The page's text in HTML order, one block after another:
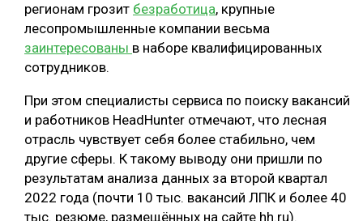
ЛОГИСТИКА
ПРОИЗВОДСТВО ДРЕВЕСНЫХ ПЛИТ
ЦБП
КОМПЛЕКСНАЯ ПЕРЕРАБОТКА
ЛЕСОПИЛЕНИЕ
БЕЗОПАСНОЕ ПРОИЗВОДСТВО
ПОДБОРКИ СТАТЕЙ
регионам грозит безработица, крупные
лесопромышленные компании весьма
заинтересованы в наборе квалифицированных
сотрудников.
При этом специалисты сервиса по поиску вакансий
и работников HeadHunter отмечают, что лесная
отрасль чувствует себя более стабильно, чем
другие сферы. К такому выводу они пришли по
результатам анализа данных за второй квартал
2022 года (почти 10 тыс. вакансий ЛПК и более 40
тыс. резюме, размещённых на сайте hh.ru).